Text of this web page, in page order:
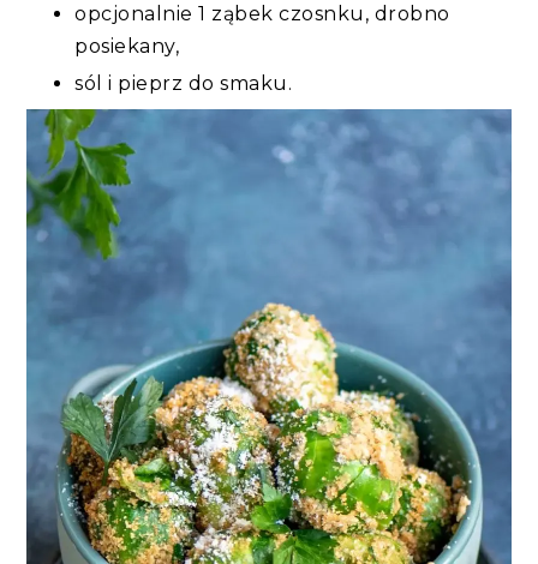
opcjonalnie 1 ząbek czosnku, drobno
posiekany,
sól i pieprz do smaku.